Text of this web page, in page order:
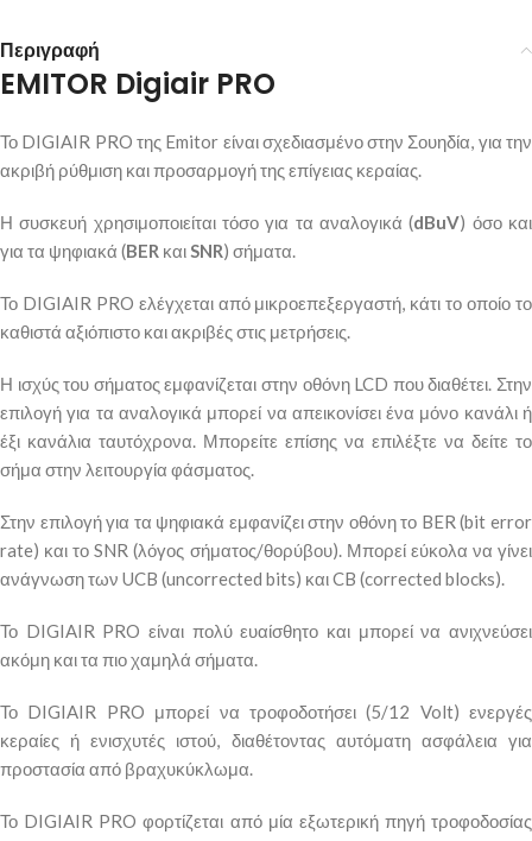
Περιγραφή
EMITOR Digiair PRO
Το DIGIAIR PRO της Emitor είναι σχεδιασμένο στην Σουηδία, για την
ακριβή ρύθμιση και προσαρμογή της επίγειας κεραίας.
Η συσκευή χρησιμοποιείται τόσο για τα αναλογικά (dBuV) όσο και
για τα ψηφιακά (BER καιSNR) σήματα.
Το DIGIAIR PRO ελέγχεται από μικροεπεξεργαστή, κάτι το οποίο το
καθιστά αξιόπιστο και ακριβές στις μετρήσεις.
Η ισχύς του σήματος εμφανίζεται στην οθόνη LCD που διαθέτει. Στην
επιλογή για τα αναλογικά μπορεί να απεικονίσει ένα μόνο κανάλι ή
έξι κανάλια ταυτόχρονα. Μπορείτε επίσης να επιλέξτε να δείτε το
σήμα στην λειτουργία φάσματος.
Στην επιλογή για τα ψηφιακά εμφανίζει στην οθόνη το BER (bit error
rate) και το SNR (λόγος σήματος/θορύβου). Μπορεί εύκολα να γίνει
ανάγνωση των UCB (uncorrected bits) και CB (corrected blocks).
Το DIGIAIR PRO είναι πολύ ευαίσθητο και μπορεί να ανιχνεύσει
ακόμη και τα πιο χαμηλά σήματα.
Το DIGIAIR PRO μπορεί να τροφοδοτήσει (5/12 Volt) ενεργές
κεραίες ή ενισχυτές ιστού, διαθέτοντας αυτόματη ασφάλεια για
προστασία από βραχυκύκλωμα.
Το DIGIAIR PRO φορτίζεται από μία εξωτερική πηγή τροφοδοσίας